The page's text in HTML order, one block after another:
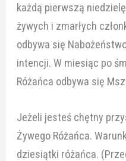
każdą pierwszą
żywych i zmarłych
odbywa się
intencji. W miesiąc po
Różańca odbywa się
Jeżeli jesteś chętny
Żywego Różańca.
dziesiątki różańca.